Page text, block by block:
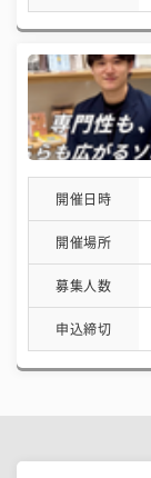
開催日時
開催場所
募集人数
申込締切